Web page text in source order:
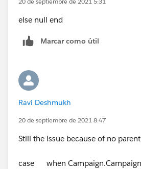
else null end
Marcar como útil
Ravi Deshmukh
20 de septiembre de 2021 8:47
Still the issue because of no
case when